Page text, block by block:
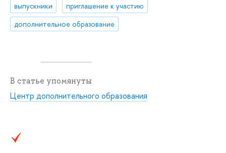
выпускники
приглашение к участию
дополнительное образование
В статье упомянуты
Центр дополнительного образования